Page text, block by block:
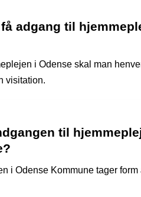
adgang til
i Odense skal man
visitation.
til
i Odense Kommune tager form